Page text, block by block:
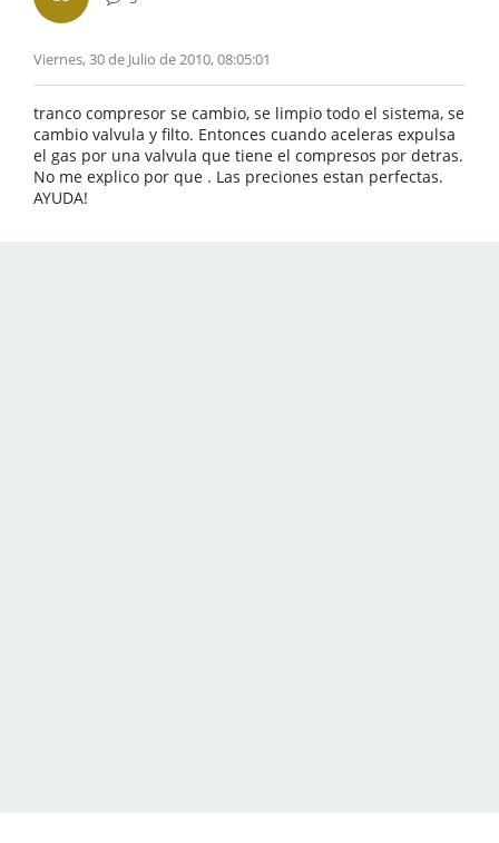
Viernes, 30 de Julio de 2010, 08:05:01
tranco compresor se cambio, se limpio todo el sistema, se
cambio valvula y filto. Entonces cuando aceleras expulsa
el gas por una valvula que tiene el compresos por detras.
No me explico por que . Las preciones estan perfectas.
AYUDA!